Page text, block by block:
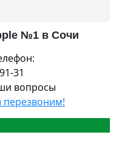
№1 в Сочи
31
вопросы
перезвоним!